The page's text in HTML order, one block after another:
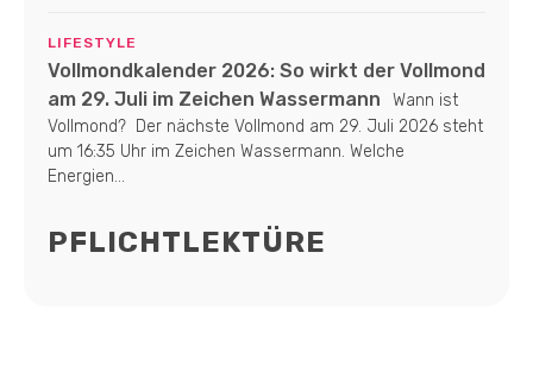
LIFESTYLE
Vollmondkalender 2026: So wirkt der Vollmond
am 29. Juli im Zeichen Wassermann
Wann ist
Vollmond? Der nächste Vollmond am 29. Juli 2026 steht
um 16:35 Uhr im Zeichen Wassermann. Welche
Energien...
PFLICHTLEKTÜRE